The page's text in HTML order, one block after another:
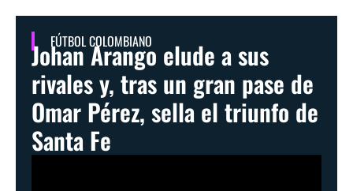
FÚTBOL COLOMBIANO
Johan Arango elude a sus
rivales y, tras un gran pase de
Omar Pérez, sella el triunfo de
Santa Fe